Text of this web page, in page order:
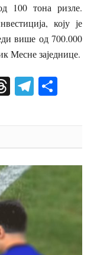
100 тона ризле.
коју је
више од 700.000
Месне заједнице.
Threads